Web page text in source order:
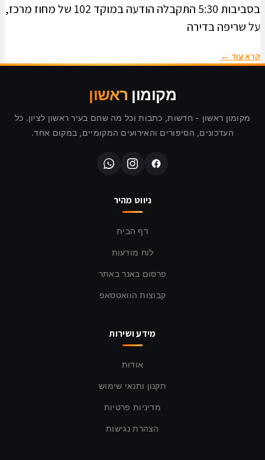
בסביבות 5:30 התקבלה הודעה במוקד 102 של מחוז מרכז,
על שריפה בדירה
קרא עוד ←
מקומון ראשון
מקומון ראשון - חדשות, כתבות וכל מה שחם בעיר ראשון לציון. כל
העדכונים, הסיפורים והאירועים המקומיים, במקום אחד.
ניווט מהיר
דף הבית
לוח מודעות
פרסום באנר באתר
קבוצות הוואטסאפ
מידע ושירות
אודות
תקנון ותנאי שימוש
מדיניות פרטיות
הצהרת נגישות